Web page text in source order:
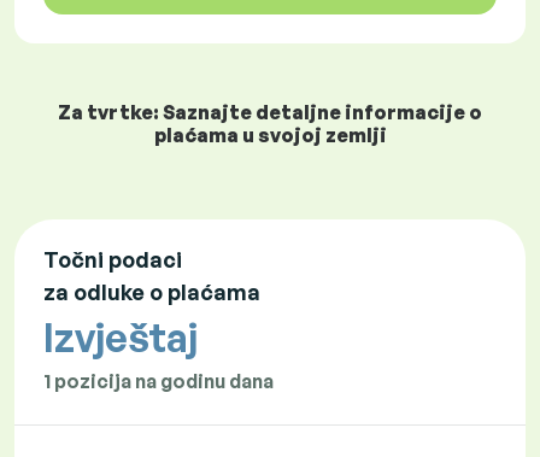
Za tvrtke: Saznajte detaljne informacije o
plaćama u svojoj zemlji
Točni podaci
za odluke o plaćama
Izvještaj
1 pozicija na godinu dana